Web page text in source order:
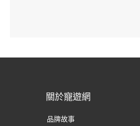
關於寵遊網
品牌故事